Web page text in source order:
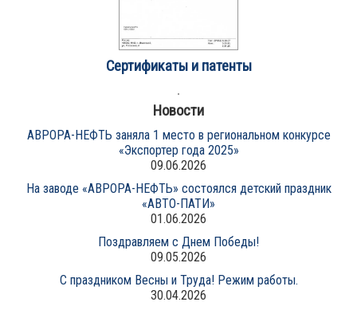
Сертификаты и патенты
Новости
АВРОРА-НЕФТЬ заняла 1 место в региональном конкурсе
«Экспортер года 2025»
09.06.2026
На заводе «АВРОРА-НЕФТЬ» состоялся детский праздник
«АВТО-ПАТИ»
01.06.2026
Поздравляем с Днем Победы!
09.05.2026
С праздником Весны и Труда! Режим работы.
30.04.2026